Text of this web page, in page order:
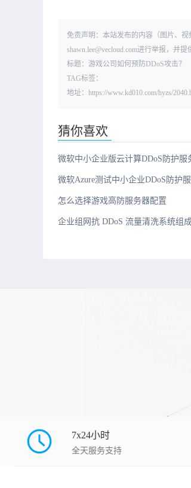
免责声明：本站发布的内容（图片、
shawn.lee@vecloud.com进行举报，并
标题：游戏公司如何预防DDoS攻击？
TAG标签：
地址：https://www.kd010.com/hyzs/
猜你喜欢
微软中小企业版云计算DDoS防护服
微软Azure测试中小企业DDoS防护
怎么选择游戏高防服务器配置
企业组网抗 DDoS 流量清洗系统组
7x24小时
全天服务支持